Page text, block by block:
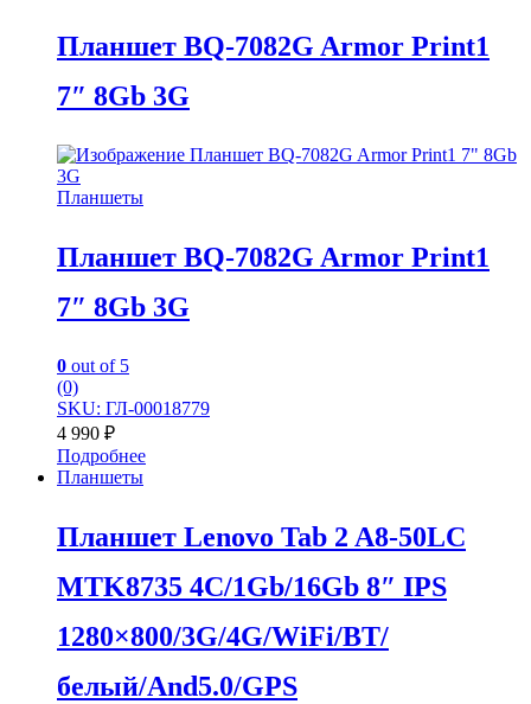
Планшет BQ-7082G Armor Print1
7″ 8Gb 3G
Планшеты
Планшет BQ-7082G Armor Print1
7″ 8Gb 3G
0 out of 5
(0)
SKU: ГЛ-00018779
4 990 ₽
Подробнее
Планшеты
Планшет Lenovo Tab 2 A8-50LC
MTK8735 4C/1Gb/16Gb 8″ IPS
1280×800/3G/4G/WiFi/BT/
белый/And5.0/GPS